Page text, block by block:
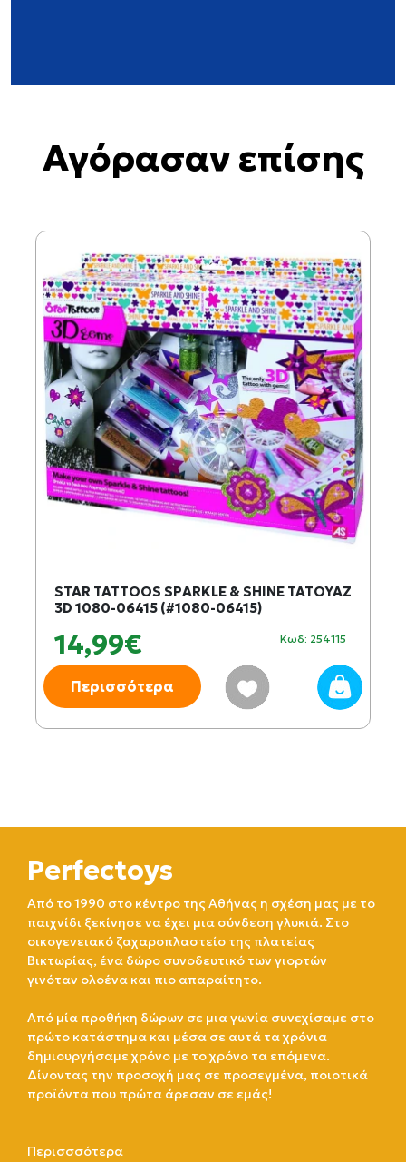
Αγόρασαν επίσης
STAR TATTOOS SPARKLE & SHINE ΤΑΤΟΥΑΖ
3D 1080-06415 (#1080-06415)
14,99€ Κωδ: 254115
Περισσότερα
Perfectoys
Από το 1990 στο κέντρο της Αθήνας η σχέση μας με το
παιχνίδι ξεκίνησε να έχει μια σύνδεση γλυκιά. Στο
οικογενειακό ζαχαροπλαστείο της πλατείας
Βικτωρίας, ένα δώρο συνοδευτικό των γιορτών
γινόταν ολοένα και πιο απαραίτητο.
Από μία προθήκη δώρων σε μια γωνία συνεχίσαμε στο
πρώτο κατάστημα και μέσα σε αυτά τα χρόνια
δημιουργήσαμε χρόνο με το χρόνο τα επόμενα.
Δίνοντας την προσοχή μας σε προσεγμένα, ποιοτικά
προϊόντα που πρώτα άρεσαν σε εμάς!
Περισσσότερα